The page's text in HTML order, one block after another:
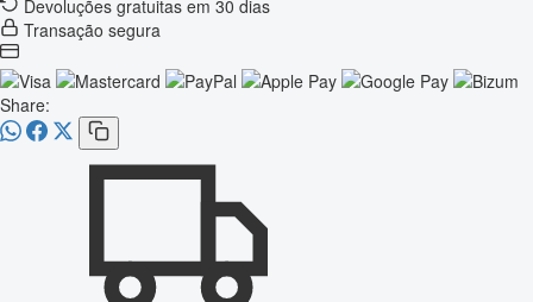
Devoluções gratuitas em 30 dias
Transação segura
Share: